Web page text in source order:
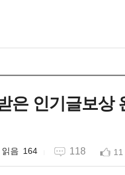
은 인기글보상
164 118 11